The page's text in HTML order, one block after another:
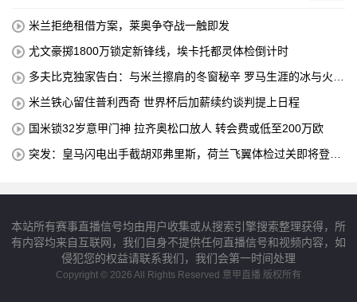
米兰拒绝租借方案，莱奥争夺战一触即发
尤文豪掷1800万锁定新锋线，埃卡托都灵体检倒计时
多夫比克独家告白：与米兰擦肩的冬窗秘辛 罗马生涯的冰与火之
米兰铁心留住普利西奇 世界杯后加薪续约谈判提上日程
国米锁32岁意甲门神 拉齐奥松口放人 转会费或低至200万欧
突发：皇马闪电出手截胡邓弗里斯，荷兰飞翼体检过关即将登陆
本站所有赛事直播信号均由用户收集或从搜索引擎搜索整理获得，所
有内容均来自互联网，我们自身不提供任何直播信号和视频内容，如
侵犯您的权益请联系我们，我们会第一时间处理
Copyright © 2026 All Rights Reserved 意甲直播 版权所有